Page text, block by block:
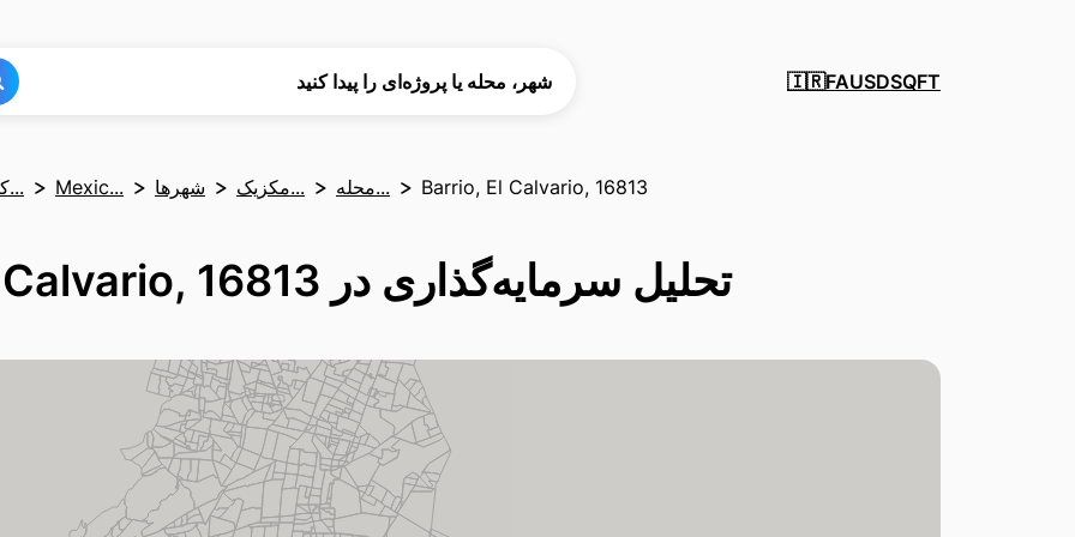
شهر، محله یا پروژه‌ای را پیدا کنید
🇮🇷FAUSDSQFT
کشوره... Mexic... شهرها مکزیک... محله‌... Barrio, El Calvario, 16813
تحلیل سرمایه‌گذاری در Barrio, El Calvario, 16813